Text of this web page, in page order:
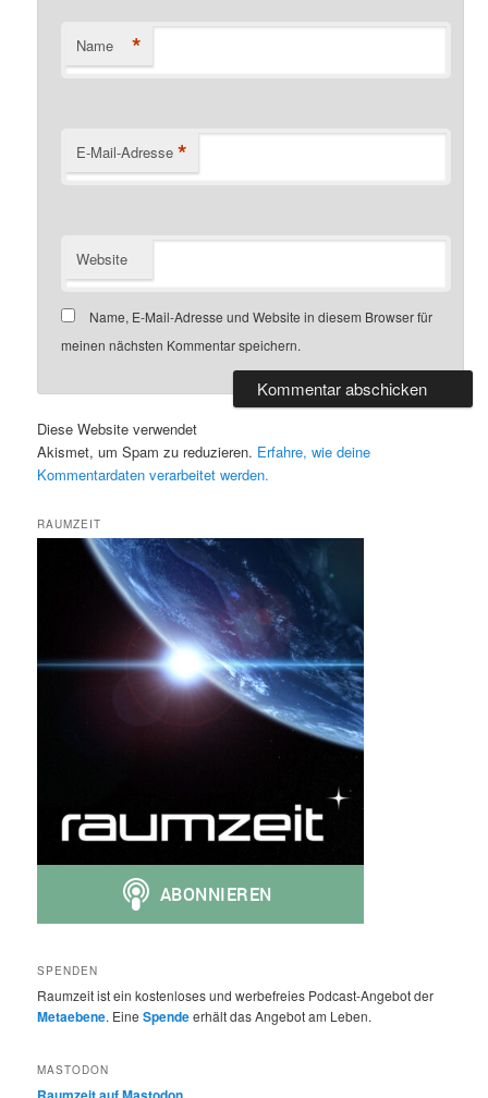
Name *
E-Mail-Adresse *
Website
Name, E-Mail-Adresse und Website in diesem Browser für
meinen nächsten Kommentar speichern.
Diese Website verwendet
Akismet, um Spam zu reduzieren. Erfahre, wie deine
Kommentardaten verarbeitet werden.
RAUMZEIT
SPENDEN
Raumzeit ist ein kostenloses und werbefreies Podcast-Angebot der
Metaebene. EineSpendeerhält das Angebot am Leben.
MASTODON